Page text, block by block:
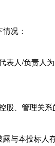
况：
表人/负责人
股、管理关系
与本投标人